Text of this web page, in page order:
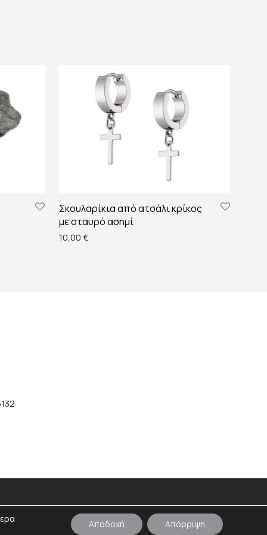
Σκουλαρίκια από ατσάλι κρίκος
με σταυρό ασημί
10,00 €
Αποδοχή Απόρριψη